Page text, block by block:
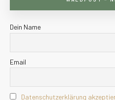
Dein Name
Email
Datenschutzerklärung